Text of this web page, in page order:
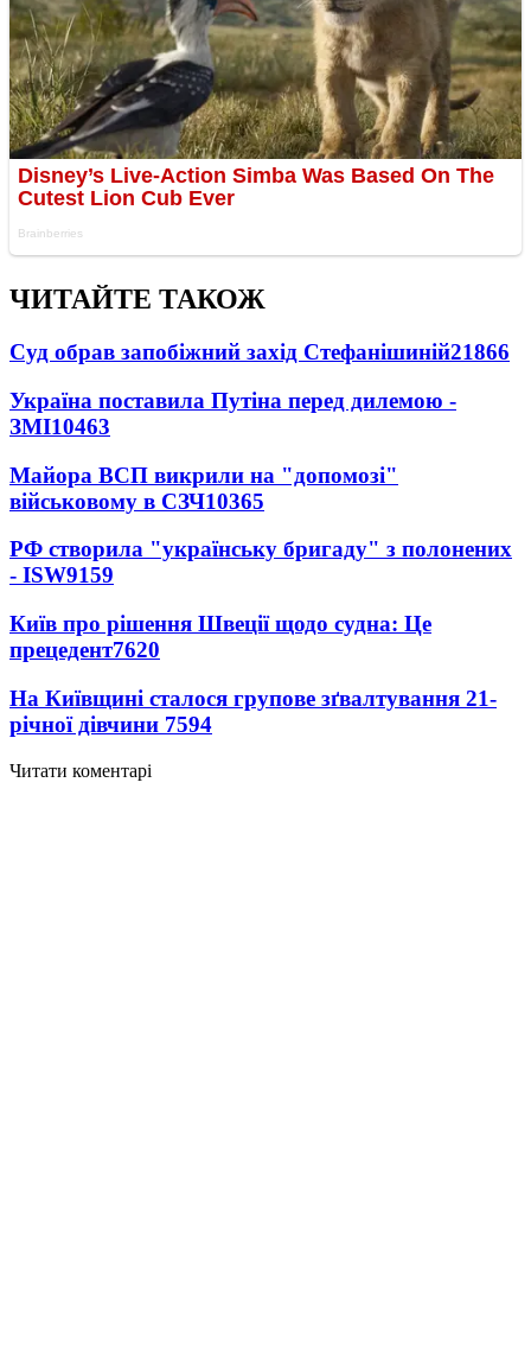
ЧИТАЙТЕ ТАКОЖ
Суд обрав запобіжний захід Стефанішиній21866
Україна поставила Путіна перед дилемою -
ЗМІ10463
Майора ВСП викрили на "допомозі"
військовому в СЗЧ10365
РФ створила "українську бригаду" з полонених
- ISW9159
Київ про рішення Швеції щодо судна: Це
прецедент7620
На Київщині сталося групове зґвалтування 21-
річної дівчини 7594
Читати коментарі